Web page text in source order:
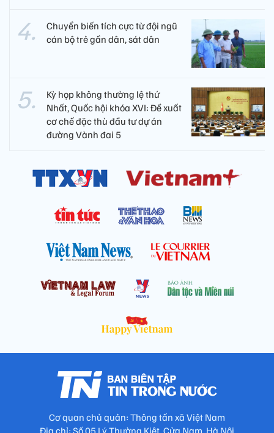
Chuyển biến tích cực từ đội ngũ
cán bộ trẻ gần dân, sát dân
Kỳ họp không thường lệ thứ
Nhất, Quốc hội khóa XVI: Đề xuất
cơ chế đặc thù đầu tư dự án
đường Vành đai 5
Cơ quan chủ quản: Thông tấn xã Việt Nam
Địa chỉ: Số 05 Lý Thường Kiệt, Cửa Nam, Hà Nội